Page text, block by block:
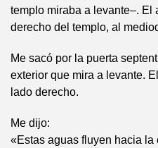
templo miraba a levante–.
derecho del templo, al
Me sacó por la puerta
exterior que mira a levante.
lado derecho.
Me dijo:
«Estas aguas fluyen hacia